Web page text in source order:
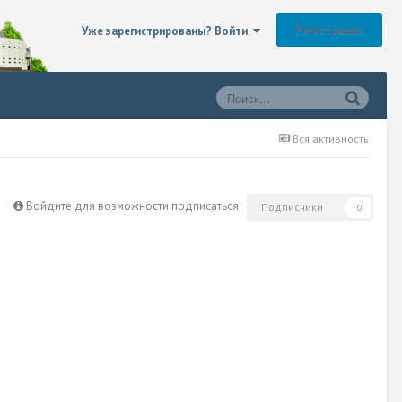
Уже зарегистрированы? Войти Регистрация
Вся активность
Войдите для возможности подписаться Подписчики 0